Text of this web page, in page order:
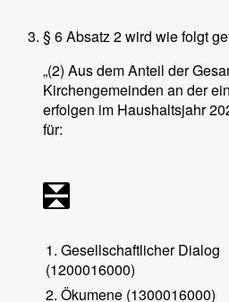
§ 6 Absatz 2 wird wie folgt
„(2) Aus dem Anteil der
Kirchengemeinden an der
erfolgen im Haushaltsjahr
für:
1. Gesellschaftlicher Dialog
(1200016000)
2. Ökumene (1300016000)